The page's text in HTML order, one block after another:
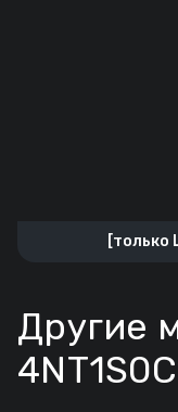
[только
Другие